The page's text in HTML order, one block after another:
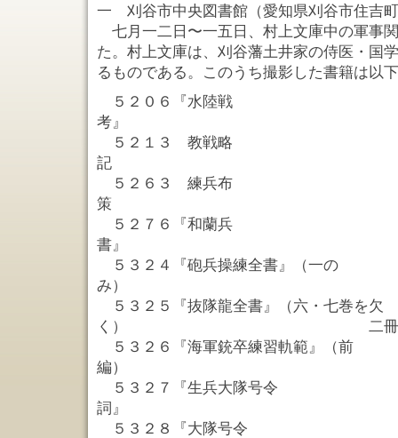
一 刈谷市中央図書館（愛知県刈谷市住吉
七月一二日〜一五日、村上文庫中の軍事
た。村上文庫は、刈谷藩土井家の侍医・国
るものである。このうち撮影した書籍は以
５２０６『水陸戦
考』
５２１３ 教戦略
記 一
５２６３ 練兵布
策
５２７６『和蘭兵
書』
５３２４『砲兵操練全書』（一の
み） 一
５３２５『抜隊龍全書』（六・七巻を欠
く） 二冊
５３２６『海軍銃卒練習軌範』（前
編） 一
５３２７『生兵大隊号令
詞』
５３２８『大隊号令